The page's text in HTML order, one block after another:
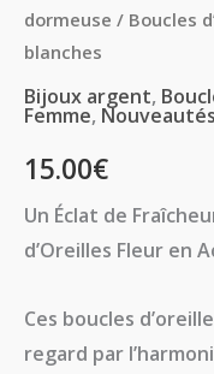
dormeuse / Boucles
blanches
Bijoux argent,
Femme, Nouveautés
15.00€
Un Éclat de
d’Oreilles Fleur en
​Ces boucles
regard par